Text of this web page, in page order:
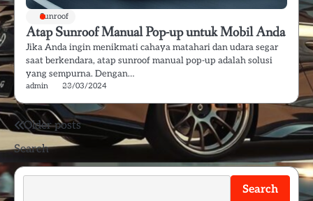
Sunroof
Atap Sunroof Manual Pop-up untuk Mobil Anda
Jika Anda ingin menikmati cahaya matahari dan udara segar
saat berkendara, atap sunroof manual pop-up adalah solusi
yang sempurna. Dengan…
admin 23/03/2024
Posts
navigation
Older posts
Search
Search